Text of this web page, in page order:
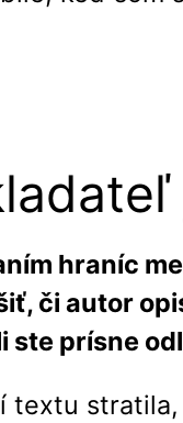
hraníc
či autor
ste prísne
textu